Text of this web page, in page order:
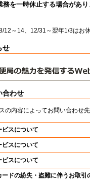
を一時休止する場合があり
12～14、12/31～翌年1/3はお
せ
合わせ
の内容によってお問い合わせ
ビスについて
ビスについて
ビスについて
ードの紛失・盗難に伴うお取引